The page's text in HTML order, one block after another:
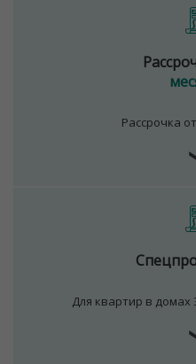
Рассрочка
Для квартир в